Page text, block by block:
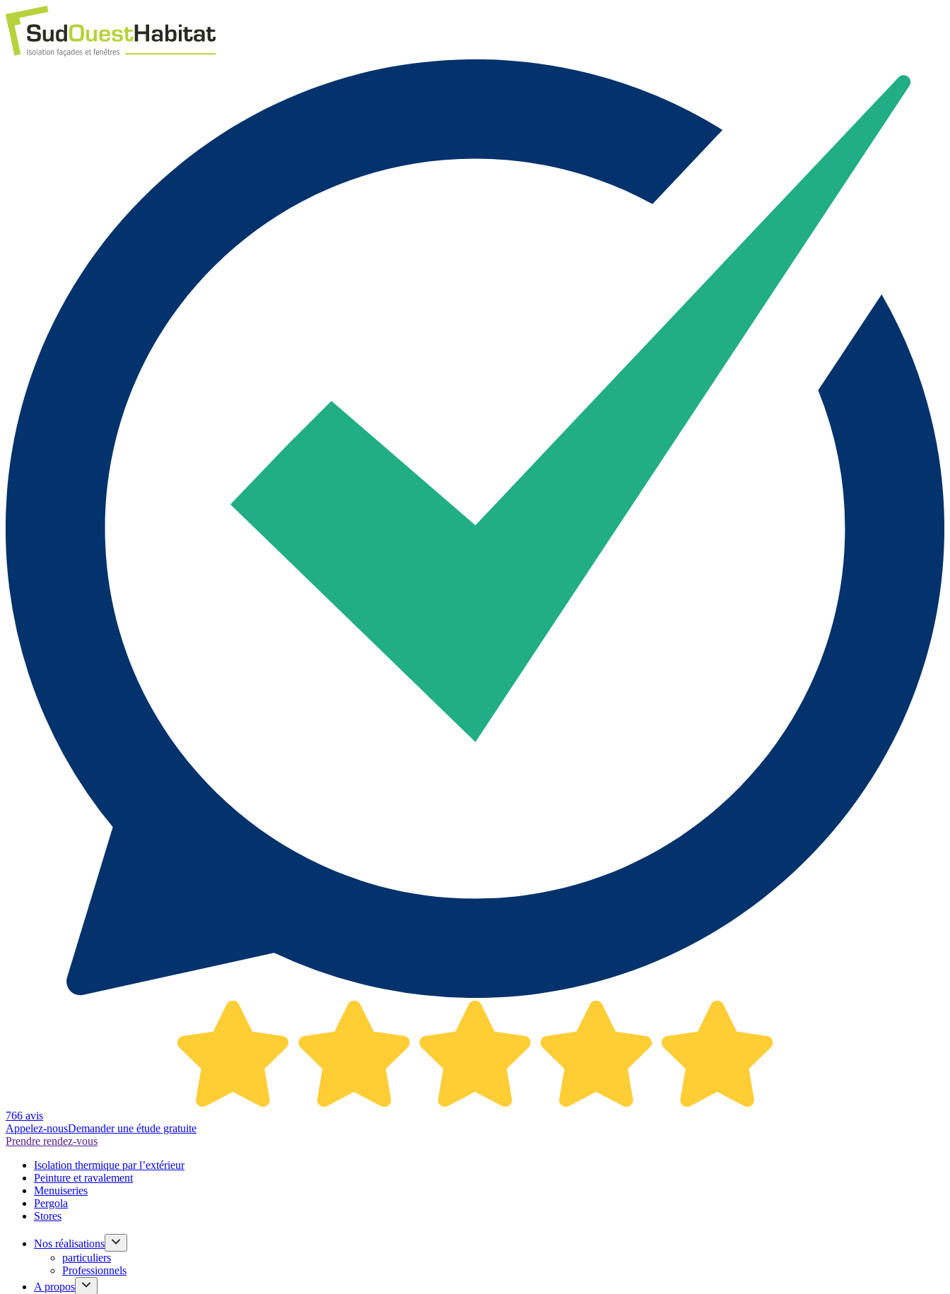
766 avis
Appelez-nousDemander une étude gratuite
Prendre rendez-vous
Isolation thermique par l’extérieur
Peinture et ravalement
Menuiseries
Pergola
Stores
Nos réalisations
particuliers
Professionnels
A propos